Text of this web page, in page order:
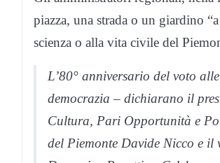
piazza, una strada o un giardino
scienza o alla vita civile del
L’80° anniversario del voto
democrazia – dichiarano il
Cultura, Pari Opportunità e
del Piemonte Davide Nicco e il